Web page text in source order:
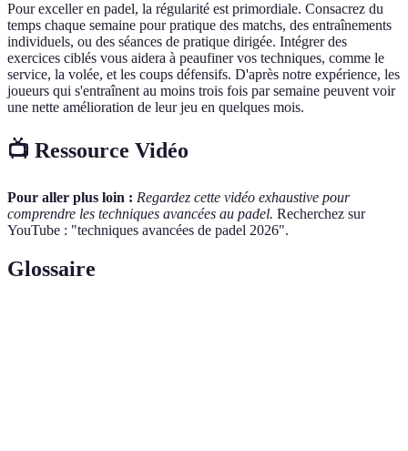
Pour exceller en padel, la régularité est primordiale. Consacrez du
temps chaque semaine pour pratique des matchs, des entraînements
individuels, ou des séances de pratique dirigée. Intégrer des
exercices ciblés vous aidera à peaufiner vos techniques, comme le
service, la volée, et les coups défensifs. D'après notre expérience, les
joueurs qui s'entraînent au moins trois fois par semaine peuvent voir
une nette amélioration de leur jeu en quelques mois.
📺 Ressource Vidéo
Pour aller plus loin : Regardez cette vidéo exhaustive pour
comprendre les techniques avancées au padel. Recherchez sur
YouTube : "techniques avancées de padel 2026".
Glossaire